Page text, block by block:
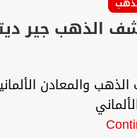
الذهب جير
والمعادن